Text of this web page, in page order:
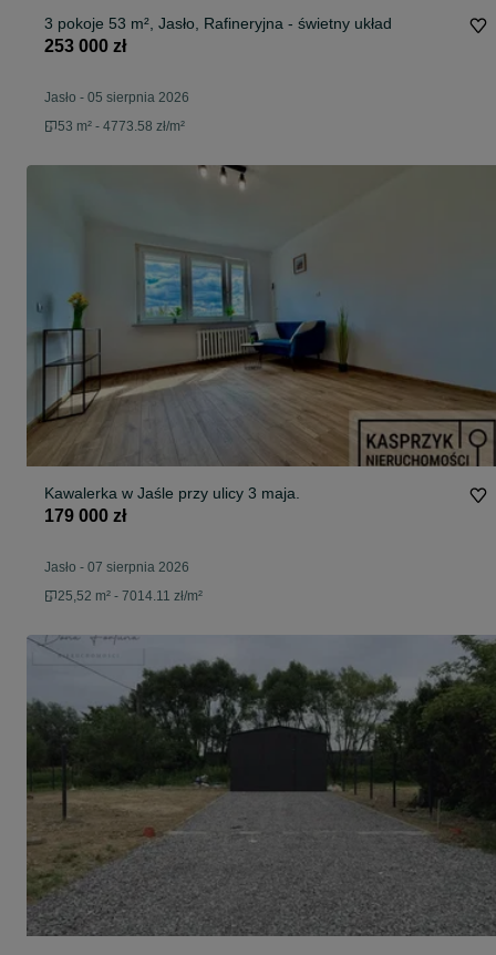
3 pokoje 53 m², Jasło, Rafineryjna - świetny układ
253 000 zł
Jasło - 05 sierpnia 2026
53 m² - 4773.58 zł/m²
Kawalerka w Jaśle przy ulicy 3 maja.
179 000 zł
Jasło - 07 sierpnia 2026
25,52 m² - 7014.11 zł/m²